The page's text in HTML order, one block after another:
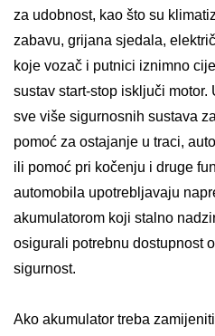
za udobnost, kao što su
zabavu, grijana sjedala,
koje vozač i putnici iznimno
sustav start-stop isključi
sve više sigurnosnih sustava
pomoć za ostajanje u traci,
ili pomoć pri kočenju i druge
automobila upotrebljavaju
akumulatorom koji stalno
osigurali potrebnu dostupnost
sigurnost.
Ako akumulator treba